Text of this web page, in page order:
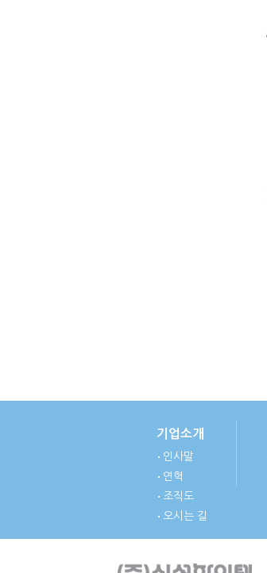
기업소개
인사말
연혁
조직도
오시는 길